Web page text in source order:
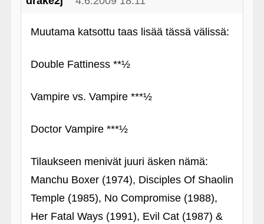
Muutama katsottu taas lisää tässä välissä:
Double Fattiness **½
Vampire vs. Vampire ***½
Doctor Vampire ***½
Tilaukseen menivät juuri äsken nämä:
Manchu Boxer (1974), Disciples Of Shaolin
Temple (1985), No Compromise (1988),
Her Fatal Ways (1991), Evil Cat (1987) &